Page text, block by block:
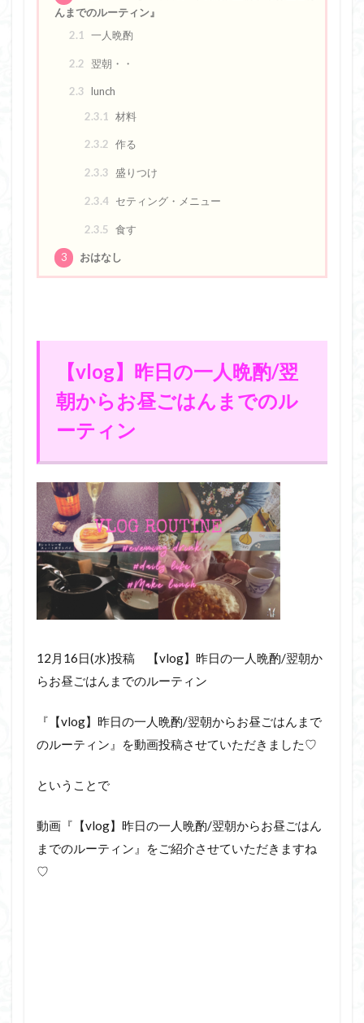
んまでのルーティン』
2.1
一人晩酌
2.2 翌朝・・
2.3 lunch
2.3.1
材料
2.3.2 作る
2.3.3 盛りつけ
2.3.4 セティング・メニュー
2.3.5 食す
3 おはなし
【vlog】昨日の一人晩酌/翌
朝からお昼ごはんまでのル
ーティン
12月16日(水)投稿 【vlog】昨日の一人晩酌/翌朝か
らお昼ごはんまでのルーティン
『【vlog】昨日の一人晩酌/翌朝からお昼ごはんまで
のルーティン』を動画投稿させていただきました♡
ということで
動画『【vlog】昨日の一人晩酌/翌朝からお昼ごはん
までのルーティン』をご紹介させていただきますね
♡